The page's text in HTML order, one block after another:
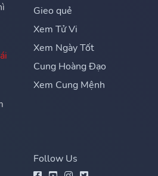
Gieo quẻ
Xem Tử Vi
Xem Ngày Tốt
Cung Hoàng Đạo
Xem Cung Mệnh
Follow Us